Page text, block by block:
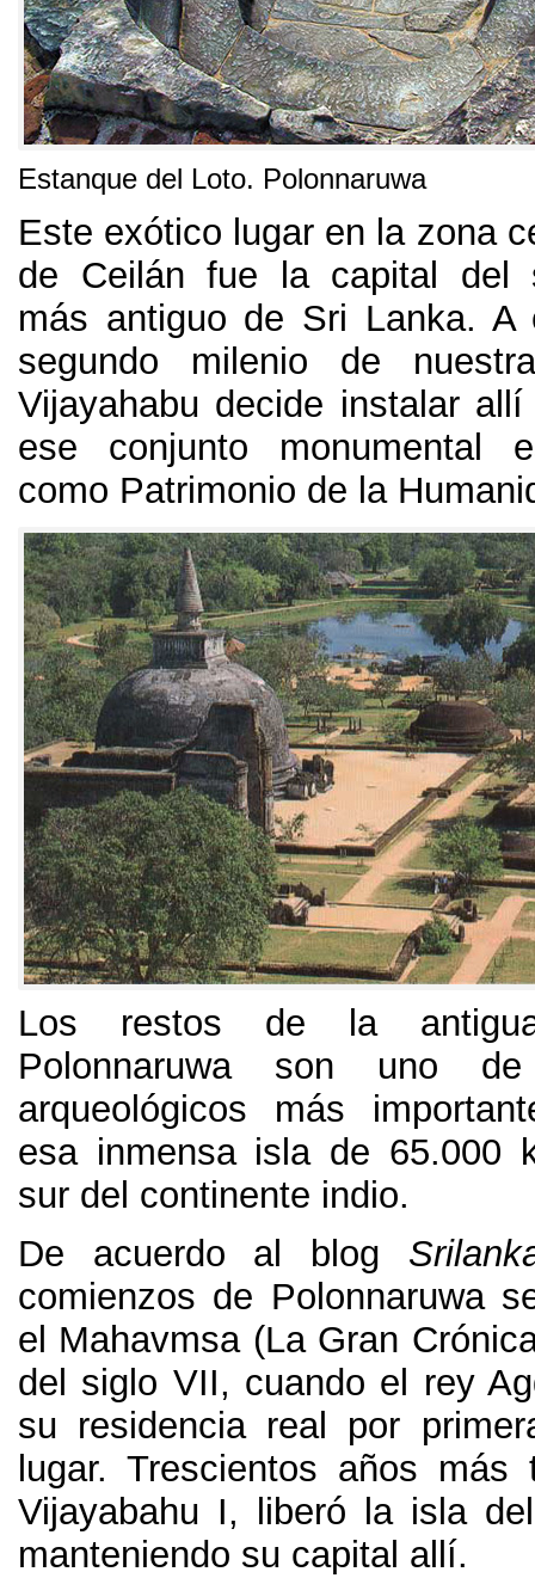
Estanque del Loto. Polonnaruwa
Este exótico lugar en la zona
de Ceilán fue la capital del
más antiguo de Sri Lanka. A
segundo milenio de
Vijayahabu decide instalar
ese conjunto monumental
como Patrimonio de la
Los restos de la
Polonnaruwa son uno
arqueológicos más
esa inmensa isla de 65.000
sur del continente indio.
De acuerdo al blog
comienzos de Polonnaruwa
el Mahavmsa (La Gran
del siglo VII, cuando el rey
su residencia real por
lugar. Trescientos años más
Vijayabahu I, liberó la isla
manteniendo su capital allí.